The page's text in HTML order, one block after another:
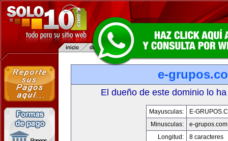
e-
El dueño de este dominio lo
Mayusculas:
E-
Minusculas:
e-grupos.com
Longitud:
8 caracteres